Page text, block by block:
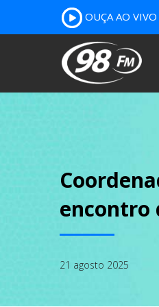
OUÇA AO VIVO
encontro
21 agosto 2025